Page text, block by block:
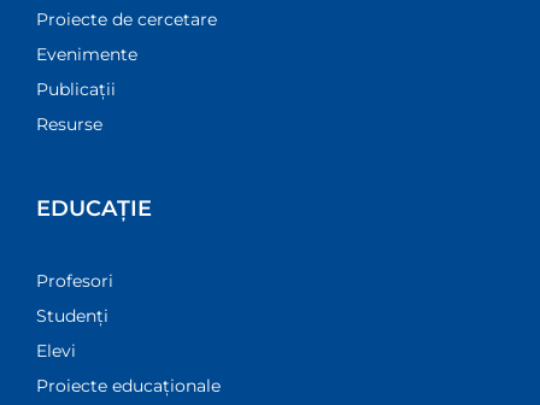
Proiecte de cercetare
Evenimente
Publicații
Resurse
EDUCAȚIE
Profesori
Studenți
Elevi
Proiecte educaționale